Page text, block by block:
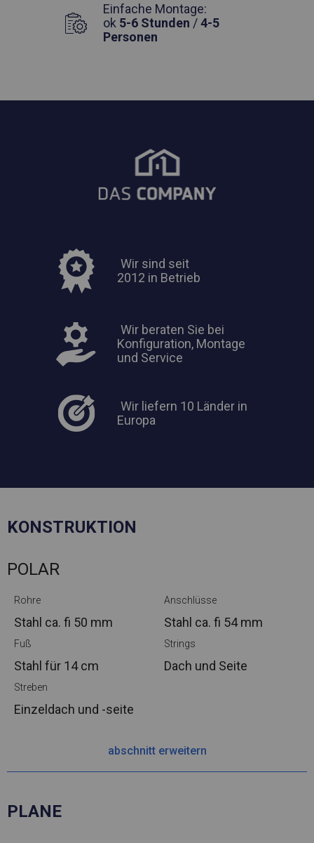
Einfache Montage:
ok 5-6 Stunden /4-5
Personen
Wir sind seit
2012 in Betrieb
Wir beraten Sie bei
Konfiguration, Montage
und Service
Wir liefern 10 Länder in
Europa
KONSTRUKTION
POLAR
Rohre
Stahl ca. fi 50 mm
Anschlüsse
Stahl ca. fi 54 mm
Fuß
Stahl für 14 cm
Strings
Dach und Seite
Streben
Einzeldach und -seite
abschnitt erweitern
PLANE